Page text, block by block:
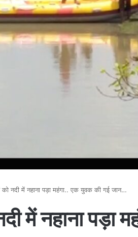
को नदी में नहाना पड़ा महंगा.. एक युवक की गई जान…
में नहाना पड़ा